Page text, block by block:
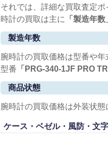
それでは、詳細な買取査定ポ
時計の買取は主に 「製造年
製造年数
腕時計の買取価格は型番や年
型番 「PRG-340-1JF PRO
商品状態
腕時計の買取価格は外装状態
ケース・ベゼル・風防・文